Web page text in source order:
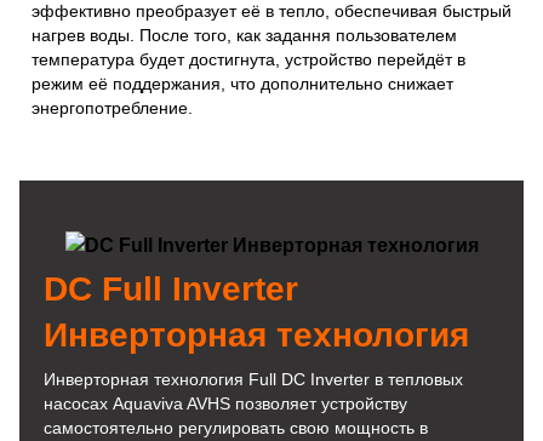
эффективно преобразует её в тепло, обеспечивая быстрый
нагрев воды. После того, как задання пользователем
температура будет достигнута, устройство перейдёт в
режим её поддержания, что дополнительно снижает
энергопотребление.
DC Full Inverter
Инверторная технология
Инверторная технология Full DC Inverter в тепловых
насосах Aquaviva AVHS позволяет устройству
самостоятельно регулировать свою мощность в